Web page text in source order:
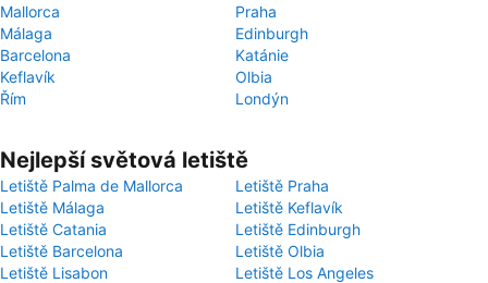
Mallorca
Praha
Málaga
Edinburgh
Barcelona
Katánie
Keflavík
Olbia
Řím
Londýn
Nejlepší světová letiště
Letiště Palma de Mallorca
Letiště Praha
Letiště Málaga
Letiště Keflavík
Letiště Catania
Letiště Edinburgh
Letiště Barcelona
Letiště Olbia
Letiště Lisabon
Letiště Los Angeles